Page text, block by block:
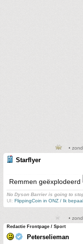
•
Starflyer
Remmen geëxplodeerd
No Dyson Barrier is going to
UI: FlippingCoin in ONZ / Ik
•
Redactie Frontpage / Sport
Peterselieman